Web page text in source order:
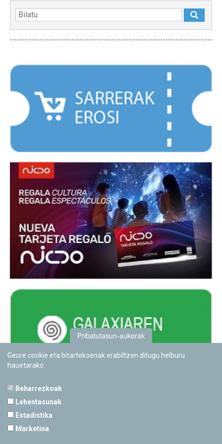
Pribatutasun-aukerak
Geure cookie eta bitartekoenak erabiltzen ditugu helburu
hauetarako:
Beharrezkoak
Lehentasunak
Estadistika
Marketina